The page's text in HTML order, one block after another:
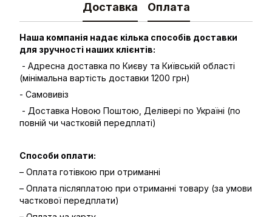
Доставка Оплата
Наша компанія надає кілька способів доставки
для зручності наших клієнтів:
- Адресна доставка по Києву та Київській області
(мінімальна вартість доставки 1200 грн)
- Самовивіз
- Доставка Новою Поштою, Делівері по Україні (по
повній чи частковій передплаті)
Способи оплати:
– Оплата готівкою при отриманні
– Оплата післяплатою при отриманні товару (за умови
часткової передплати)